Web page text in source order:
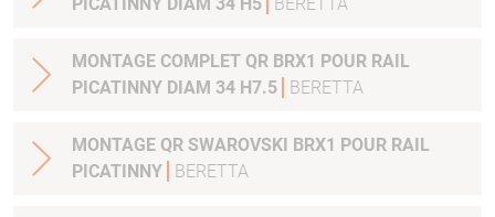
MONTAGE COMPLET QR BRX1 POUR RAIL
PICATINNY DIAM 34 H7.5
BERETTA
MONTAGE QR SWAROVSKI BRX1 POUR RAIL
PICATINNY
BERETTA